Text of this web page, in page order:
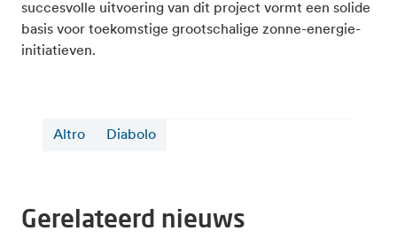
succesvolle uitvoering van dit project vormt een solide
basis voor toekomstige grootschalige zonne-energie-
initiatieven.
Altro Diabolo
Gerelateerd nieuws